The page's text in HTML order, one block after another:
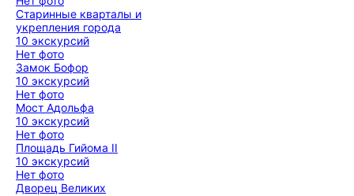
Старинные кварталы и
укрепления города
10 экскурсий
Нет фото
Замок Бофор
10 экскурсий
Нет фото
Мост Адольфа
10 экскурсий
Нет фото
Площадь Гийома II
10 экскурсий
Нет фото
Дворец Великих